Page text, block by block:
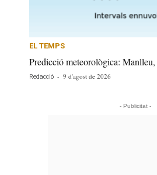
EL TEMPS
Predicció meteorològica:
Redacció - 9 d'agost de 2026
- Publicitat -